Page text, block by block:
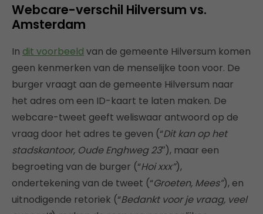
Webcare-verschil Hilversum vs.
Amsterdam
In dit voorbeeld van de gemeente Hilversum komen
geen kenmerken van de menselijke toon voor. De
burger vraagt aan de gemeente Hilversum naar
het adres om een ID-kaart te laten maken. De
webcare-tweet geeft weliswaar antwoord op de
vraag door het adres te geven (“Dit kan op het
stadskantoor, Oude Enghweg 23″), maar een
begroeting van de burger (“Hoi xxx”),
ondertekening van de tweet (“Groeten, Mees”), en
uitnodigende retoriek (“Bedankt voor je vraag, veel